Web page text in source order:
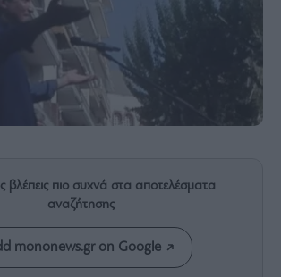
βλέπεις πιο συχνά στα αποτελέσματα
αναζήτησης
mononews.gr on Google